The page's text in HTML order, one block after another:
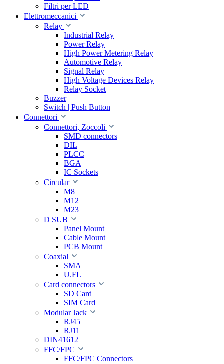
Filtri per LED
Elettromeccanici
Relay
Industrial Relay
Power Relay
High Power Metering Relay
Automotive Relay
Signal Relay
High Voltage Devices Relay
Relay Socket
Buzzer
Switch | Push Button
Connettori
Connettori, Zoccoli
SMD connectors
DIL
PLCC
BGA
IC Sockets
Circular
M8
M12
M23
D SUB
Panel Mount
Cable Mount
PCB Mount
Coaxial
SMA
U.FL
Card connectors
SD Card
SIM Card
Modular Jack
RJ45
RJ11
DIN41612
FFC/FPC
FFC/FPC Connectors